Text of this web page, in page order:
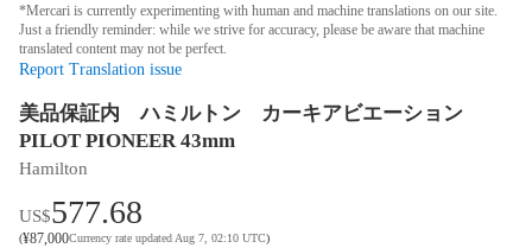
*Mercari is currently experimenting with human and machine translations on our site.
Just a friendly reminder: while we strive for accuracy, please be aware that machine
translated content may not be perfect.
Report Translation issue
美品保証内 ハミルトン カーキアビエーション
PILOT PIONEER 43mm
Hamilton
US$577.68
(¥87,000Currency rate updated Aug 7, 02:10 UTC)